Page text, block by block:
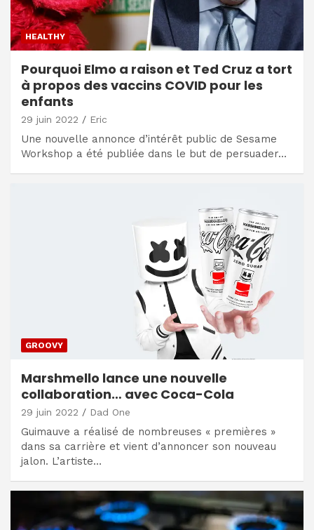
HEALTHY
Pourquoi Elmo a raison et Ted Cruz a tort
à propos des vaccins COVID pour les
enfants
29 juin 2022 Eric
Une nouvelle annonce d’intérêt public de Sesame
Workshop a été publiée dans le but de persuader…
GROOVY
Marshmello lance une nouvelle
collaboration… avec Coca-Cola
29 juin 2022 Dad One
Guimauve a réalisé de nombreuses « premières »
dans sa carrière et vient d’annoncer son nouveau
jalon. L’artiste…